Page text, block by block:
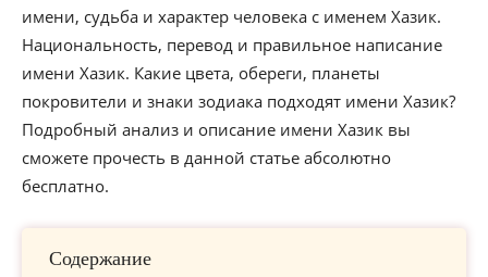
имени, судьба и характер человека с именем Хазик.
Национальность, перевод и правильное написание
имени Хазик. Какие цвета, обереги, планеты
покровители и знаки зодиака подходят имени Хазик?
Подробный анализ и описание имени Хазик вы
сможете прочесть в данной статье абсолютно
бесплатно.
Содержание